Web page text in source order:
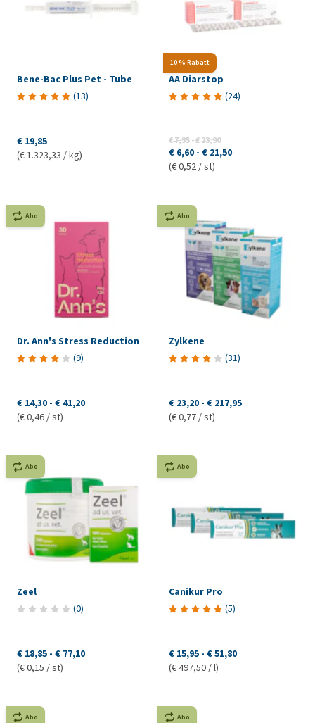
Bene-Bac Plus Pet - Tube
(13)
€ 19,85
(€ 1.323,33 / kg)
10 % Rabatt
AA Diarstop
(24)
€ 7,35-€ 23,90
€ 6,60 - € 21,50
(€ 0,52 / st)
Abo
Dr. Ann's Stress Reduction
(9)
€ 14,30 - € 41,20
(€ 0,46 / st)
Abo
Zylkene
(31)
€ 23,20 - € 217,95
(€ 0,77 / st)
Abo
Zeel
(0)
€ 18,85 - € 77,10
(€ 0,15 / st)
Abo
Canikur Pro
(5)
€ 15,95 - € 51,80
(€ 497,50 / l)
Abo Abo